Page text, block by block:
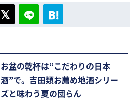
お盆の乾杯は“こだわりの日本
酒”で。吉田類お薦め地酒シリー
ズと味わう夏の団らん